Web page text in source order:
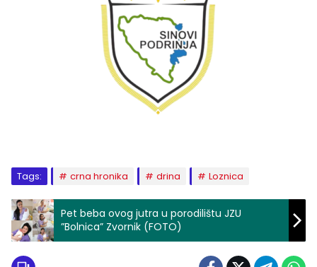
Tags: crna hronika drina Loznica
Pet beba ovog jutra u porodilištu JZU
”Bolnica” Zvornik (FOTO)